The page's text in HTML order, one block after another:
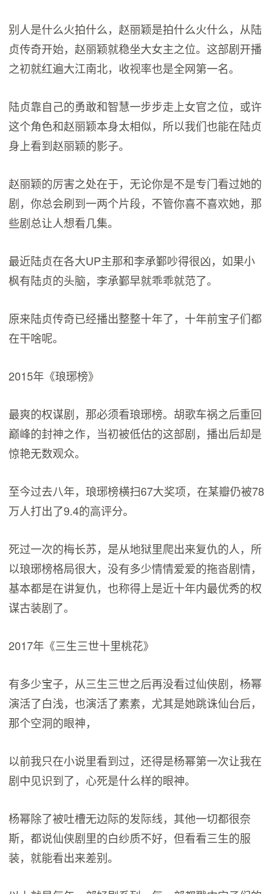
别人是什么火拍什么，赵丽颖是拍什么火什么，从陆
贞传奇开始，赵丽颖就稳坐大女主之位。这部剧开播
之初就红遍大江南北，收视率也是全网第一名。
陆贞靠自己的勇敢和智慧一步步走上女官之位，或许
这个角色和赵丽颖本身太相似，所以我们也能在陆贞
身上看到赵丽颖的影子。
赵丽颖的厉害之处在于，无论你是不是专门看过她的
剧，你总会刷到一两个片段，不管你喜不喜欢她，那
些剧总让人想看几集。
最近陆贞在各大UP主那和李承鄞吵得很凶，如果小
枫有陆贞的头脑，李承鄞早就乖乖就范了。
原来陆贞传奇已经播出整整十年了，十年前宝子们都
在干啥呢。
2015年《琅琊榜》
最爽的权谋剧，那必须看琅琊榜。胡歌车祸之后重回
巅峰的封神之作，当初被低估的这部剧，播出后却是
惊艳无数观众。
至今过去八年，琅琊榜横扫67大奖项，在某瓣仍被78
万人打出了9.4的高评分。
死过一次的梅长苏，是从地狱里爬出来复仇的人，所
以琅琊榜格局很大，没有多少情情爱爱的拖沓剧情，
基本都是在讲复仇，也称得上是近十年内最优秀的权
谋古装剧了。
2017年《三生三世十里桃花》
有多少宝子，从三生三世之后再没看过仙侠剧，杨幂
演活了白浅，也演活了素素，尤其是她跳诛仙台后，
那个空洞的眼神，
以前我只在小说里看到过，还得是杨幂第一次让我在
剧中见识到了，心死是什么样的眼神。
杨幂除了被吐槽无边际的发际线，其他一切都很奈
斯，都说仙侠剧里的白纱质不好，但看看三生的服
装，就能看出来差别。